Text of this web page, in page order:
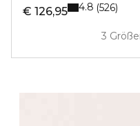
€ 126,95
3
4.8 526